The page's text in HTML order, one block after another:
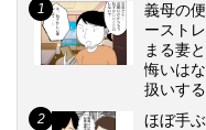
義母の
ースト
まる妻
悔いは
扱いす
ほぼ手